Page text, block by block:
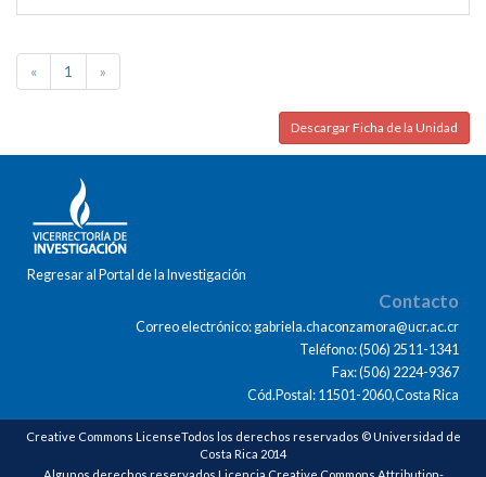
« 1 »
Descargar Ficha de la Unidad
Regresar al Portal de la Investigación
Contacto
Correo electrónico: gabriela.chaconzamora@ucr.ac.cr
Teléfono: (506) 2511-1341
Fax: (506) 2224-9367
Cód.Postal: 11501-2060,Costa Rica
Creative Commons LicenseTodos los derechos reservados © Universidad de
Costa Rica 2014